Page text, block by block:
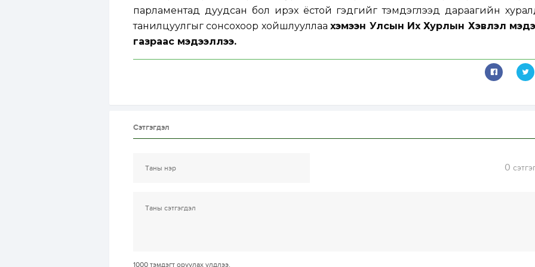
парламентад дуудсан бол ирэх ёстой гэдгийг тэмдэглээд дараагийн
танилцуулгыг сонсохоор хойшлууллаахэмээн Улсын Их Хурлын Хэвлэл
газраас мэдээллээ.
Сэтгэгдэл
0
1000 тэмдэгт оруулах үлдлээ.